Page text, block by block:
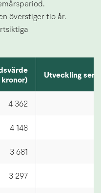
överstiger tio år.
kronor)
Utveckling sen
4 362
4 148
3 681
3 297